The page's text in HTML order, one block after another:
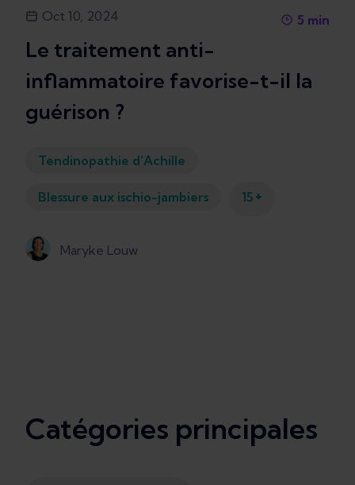
Oct 10, 2024 5 min
Le traitement anti-
inflammatoire favorise-t-il la
guérison ?
Tendinopathie d’Achille
Blessure aux ischio-jambiers 15 +
Maryke Louw
Catégories principales